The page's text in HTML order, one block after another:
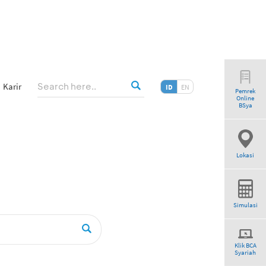
Karir ID EN
Pemrek
Online
BSya
Lokasi
Simulasi
Klik BCA
Syariah